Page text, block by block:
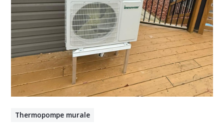
Thermopompe murale